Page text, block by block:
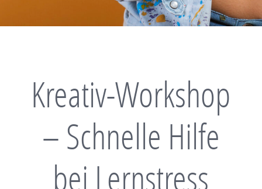
Kreativ-Workshop
– Schnelle Hilfe
bei Lernstress